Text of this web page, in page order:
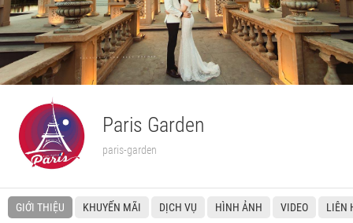
Paris Garden
paris-garden
GIỚI THIỆU KHUYẾN MÃI DỊCH VỤ HÌNH ẢNH VIDEO LIÊN